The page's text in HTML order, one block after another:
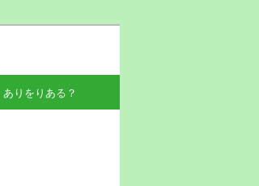
ありをりある？